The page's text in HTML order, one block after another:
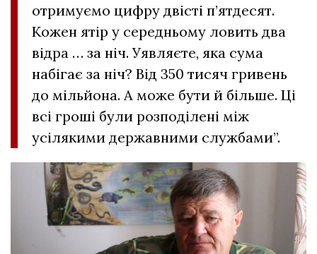
отримуємо цифру двісті п’ятдесят.
Кожен ятір у середньому ловить два
відра … за ніч. Уявляєте, яка сума
набігає за ніч? Від 350 тисяч гривень
до мільйона. А може бути й більше. Ці
всі гроші були розподілені між
усілякими державними службами”.